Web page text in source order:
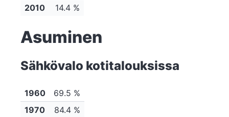
2010
14.4 %
Asuminen
Sähkövalo kotitalouksissa
1960
69.5 %
1970
84.4 %